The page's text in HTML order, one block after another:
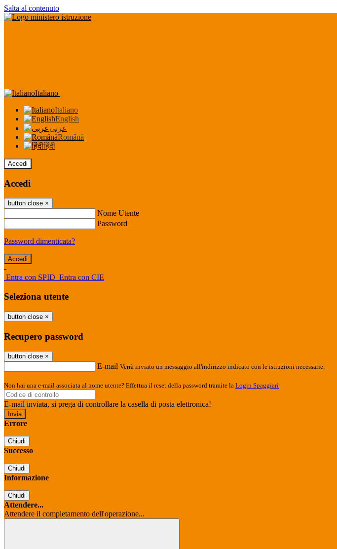
Salta al contenuto
Italiano
Italiano
English
عربى
Română
हिंदी
Accedi
Accedi
button close ×
Nome Utente
Password
Password dimenticata?
-
Entra con SPID Entra con CIE
Seleziona utente
button close ×
Recupero password
button close ×
E-mail Verrà inviato un messaggio all'indirizzo indicato con le istruzioni necessarie.
Non hai una e-mail associata al nome utente? Effettua il reset della password tramite la Login Spaggiari
E-mail inviata, si prega di controllare la casella di posta elettronica!
Errore
Chiudi
Successo
Chiudi
Informazione
Chiudi
Attendere...
Attendere il completamento dell'operazione...